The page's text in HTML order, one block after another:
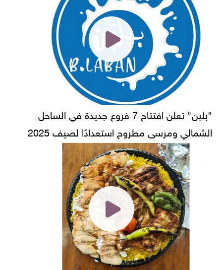
"بلبن" تعلن افتتاح 7 فروع جديدة في الساحل
الشمالي ومرسى مطروح استعدادًا لصيف 2025